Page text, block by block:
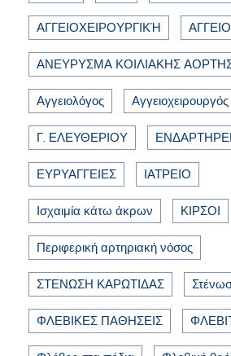
ΑΓΓΕΙΟΧΕΙΡΟΥΡΓΙΚΉ
ΑΝΕΥΡΥΣΜΑ ΚΟΙΛΙΑΚΗΣ
Αγγειολόγος Αγγειοχειρουργός
Γ. ΕΛΕΥΘΕΡΙΟΥ
ΕΥΡΥΑΓΓΕΙΕΣ ΙΑΤΡΕΙΟ
Ισχαιμία κάτω άκρων ΚΙΡΣΟΙ
Περιφερική αρτηριακή νόσος
ΣΤΕΝΩΣΗ ΚΑΡΩΤΙΔΑΣ
ΦΛΕΒΙΚΕΣ ΠΑΘΗΣΕΙΣ